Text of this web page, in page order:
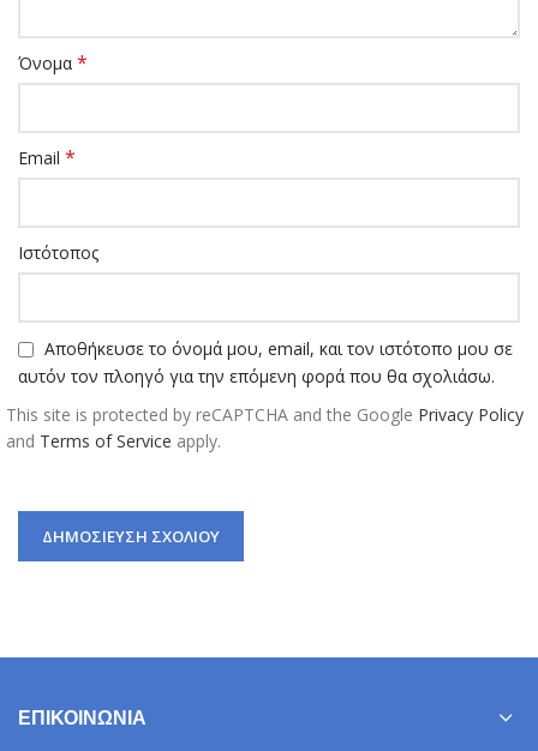
Όνομα *
Email *
Ιστότοπος
Αποθήκευσε το όνομά μου, email, και τον ιστότοπο μου σε
αυτόν τον πλοηγό για την επόμενη φορά που θα σχολιάσω.
This site is protected by reCAPTCHA and the Google Privacy Policy
and Terms of Service apply.
ΕΠΙΚΟΙΝΩΝΊΑ